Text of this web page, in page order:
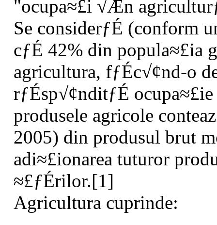
"ocupa≈£i √Æn
Se considerƒÉ (conform
cƒÉ 42% din popula≈£ia
agricultura, fƒÉc√¢nd-o
rƒÉsp√¢nditƒÉ
produsele agricole
2005) din produsul brut
adi≈£ionarea tuturor
≈£ƒÉrilor.[1]
Agricultura cuprinde: